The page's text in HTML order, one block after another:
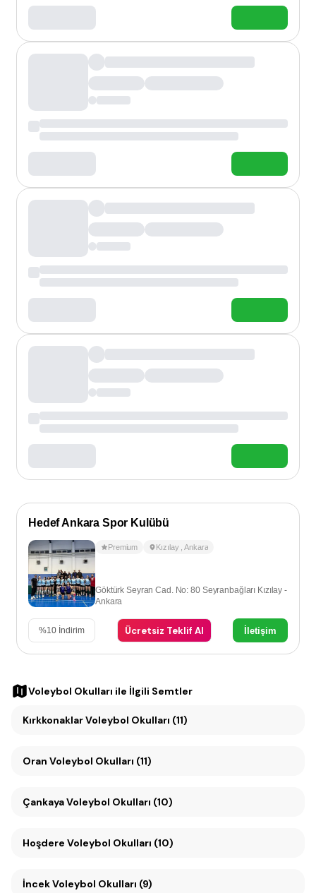
Hedef Ankara Spor Kulübü
Premium Kızılay ,Ankara
Göktürk Seyran Cad. No: 80 Seyranbağları Kızılay -
Ankara
%10 İndirim Ücretsiz Teklif Al İletişim
Voleybol Okulları ile İlgili Semtler
Kırkkonaklar Voleybol Okulları (11)
Oran Voleybol Okulları (11)
Çankaya Voleybol Okulları (10)
Hoşdere Voleybol Okulları (10)
İncek Voleybol Okulları (9)